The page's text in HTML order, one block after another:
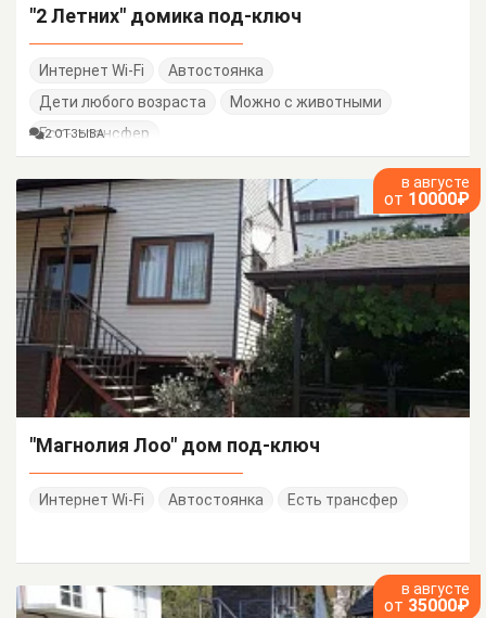
"2 Летних" домика под-ключ
Интернет Wi-Fi
Автостоянка
Дети любого возраста
Можно с животными
Есть трансфер
2 ОТЗЫВА
в августе
от 10000₽
"Магнолия Лоо" дом под-ключ
Интернет Wi-Fi Автостоянка Есть трансфер
в августе
от 35000₽